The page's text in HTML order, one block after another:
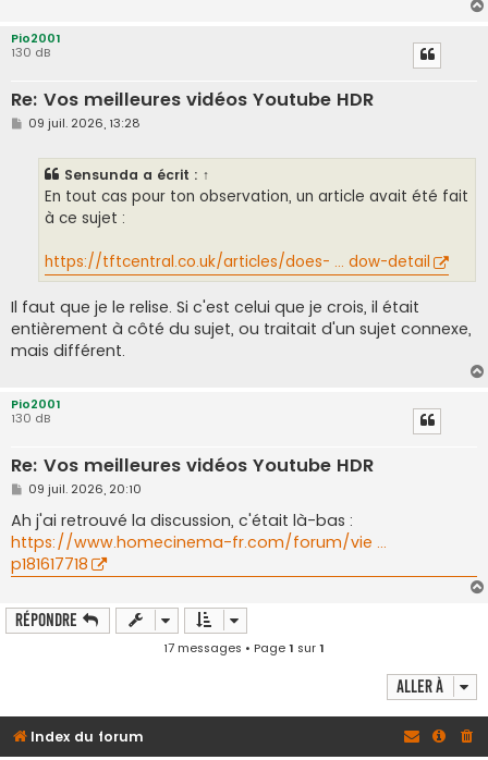
Pio2001
130 dB
Re: Vos meilleures vidéos Youtube HDR
M
09 juil. 2026, 13:28
Sensunda a écrit : ↑
En tout cas pour ton observation, un article avait été fait
à ce sujet :
https://tftcentral.co.uk/articles/does- ... dow-detail
Il faut que je le relise. Si c'est celui que je crois, il était
entièrement à côté du sujet, ou traitait d'un sujet connexe,
mais différent.
Pio2001
130 dB
Re: Vos meilleures vidéos Youtube HDR
M
s
s
a
g
e
09 juil. 2026, 20:10
Ah j'ai retrouvé la discussion, c'était là-bas :
https://www.homecinema-fr.com/forum/vie ...
p181617718
Répondre
17 messages • Page1 sur1
Aller à
Index du forum